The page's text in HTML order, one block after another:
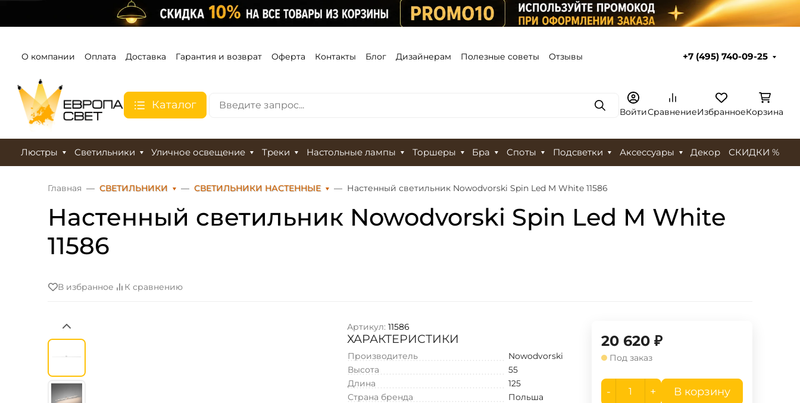
О компании Оплата Доставка Гарантия и возврат Оферта Контакты Блог Дизайнерам Полезные советы Отзывы +7 (495) 740-09-25
Каталог ПоискВойтиСравнениеИзбранноеКорзина
Люстры Светильники Уличное освещение Треки Настольные лампы Торшеры Бра Споты Подсветки Аксессуары Декор СКИДКИ %
Главная СВЕТИЛЬНИКИ СВЕТИЛЬНИКИ НАСТЕННЫЕ Настенный светильник Nowodvorski Spin Led M White 11586
Настенный светильник Nowodvorski Spin Led M White
11586
В избранное К сравнению
Артикул: 11586
ХАРАКТЕРИСТИКИ
Производитель
Nowodvorski
Высота
55
Длина
125
Страна бренда
Польша
20 620 ₽
Под заказ
- + В корзину